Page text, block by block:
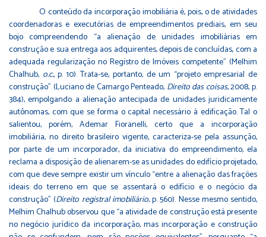
O conteúdo da incorporação imobiliária é, pois, o de atividades
coordenadoras e executórias de empreendimentos prediais, em seu
bojo compreendendo “a alienação de unidades imobiliárias em
construção e sua entrega aos adquirentes, depois de concluídas, com a
adequada regularização no Registro de Imóveis competente” (Melhim
Chalhub, o.c., p. 10). Trata-se, portanto, de um “projeto empresarial de
construção” (Luciano de Camargo Penteado, Direito das coisas, 2008, p.
384), empolgando a alienação antecipada de unidades juridicamente
autônomas, com que se forma o capital necessário à edificação. Tal o
salientou, porém, Ademar Fioranelli, certo que a incorporação
imobiliária, no direito brasileiro vigente, caracteriza-se pela assunção,
por parte de um incorporador, da iniciativa do empreendimento, ela
reclama a disposição de alienarem-se as unidades do edifício projetado,
com que deve sempre existir um vínculo “entre a alienação das frações
ideais do terreno em que se assentará o edifício e o negócio da
construção” (Direito registral imobiliário, p. 560). Nesse mesmo sentido,
Melhim Chalhub observou que “a atividade de construção está presente
no negócio jurídico da incorporação, mas incorporação e construção